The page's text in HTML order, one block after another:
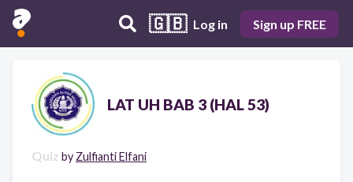
🇬🇧 Log in Sign up FREE
LAT UH BAB 3 (HAL 53)
Quiz by Zulfianti Elfani